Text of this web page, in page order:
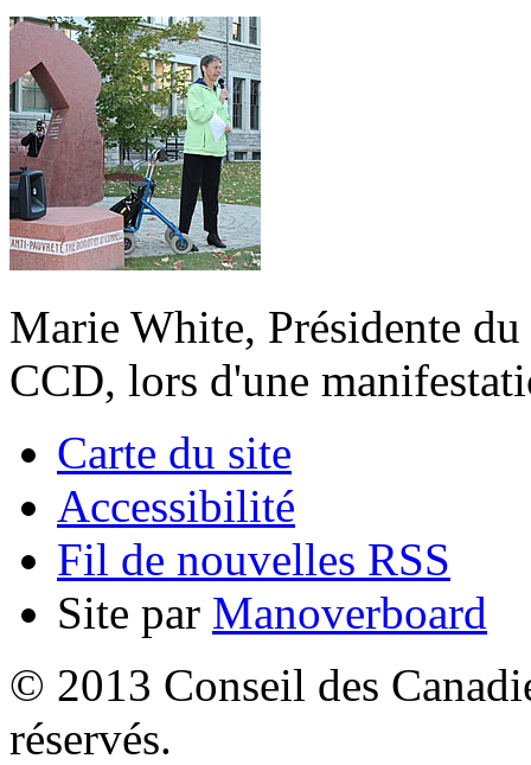
Marie White, Présidente
CCD, lors d'une
Carte du site
Accessibilité
Fil de nouvelles RSS
Site par Manoverboard
© 2013 Conseil des
réservés.